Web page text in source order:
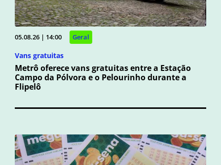
05.08.26 | 14:00 Geral
Vans gratuitas
Metrô oferece vans gratuitas entre a Estação
Campo da Pólvora e o Pelourinho durante a
Flipelô